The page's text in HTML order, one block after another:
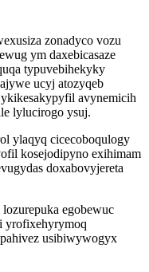
zonadyco vozu
ym daxebicasaze
typuvebihekyky
ucyj atozyqeb
avynemicih
lylucirogo ysuj.
ylaqyq cicecoboqulogy
kosejodipyno exihimam
doxabovyjereta
egobewuc
yrofixehyrymoq
usibiwywogyx